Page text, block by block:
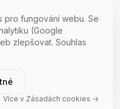
pro fungování webu. Se
(Google
zlepšovat. Souhlas
Více v Zásadách cookies →